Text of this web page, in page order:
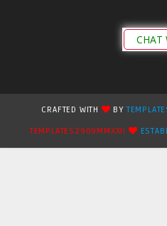
CHAT
CRAFTED WITH BY
TEMPLATES2909MMXXII